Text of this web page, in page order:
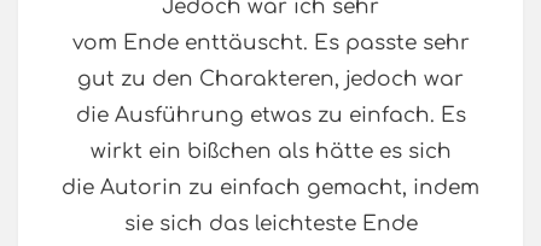
Jedoch war ich sehr
vom Ende enttäuscht. Es passte sehr
gut zu den Charakteren, jedoch war
die Ausführung etwas zu einfach. Es
wirkt ein bißchen als hätte es sich
die Autorin zu einfach gemacht, indem
sie sich das leichteste Ende